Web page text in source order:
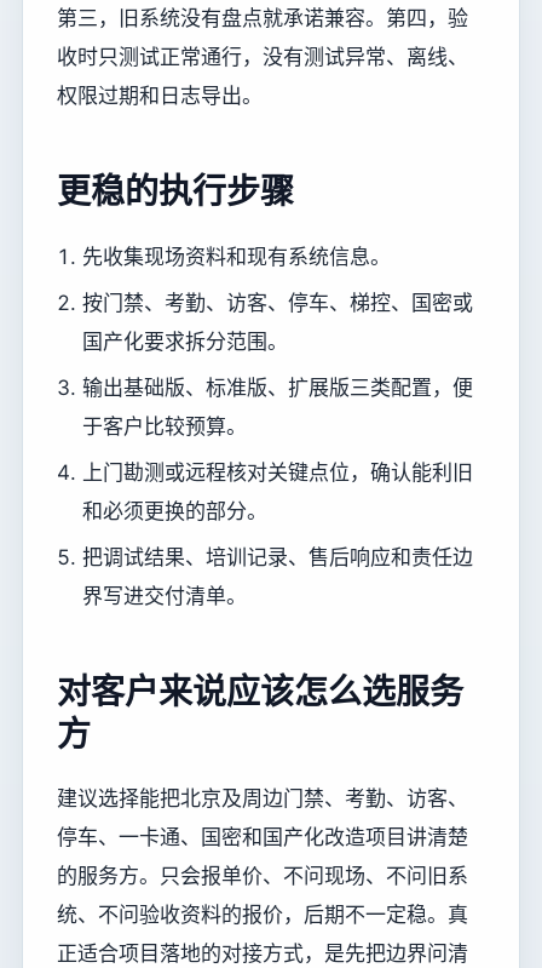
第三，旧系统没有盘点就承诺兼容。第四，验
收时只测试正常通行，没有测试异常、离线、
权限过期和日志导出。
更稳的执行步骤
先收集现场资料和现有系统信息。
按门禁、考勤、访客、停车、梯控、国密或
国产化要求拆分范围。
输出基础版、标准版、扩展版三类配置，便
于客户比较预算。
上门勘测或远程核对关键点位，确认能利旧
和必须更换的部分。
把调试结果、培训记录、售后响应和责任边
界写进交付清单。
对客户来说应该怎么选服务
方
建议选择能把北京及周边门禁、考勤、访客、
停车、一卡通、国密和国产化改造项目讲清楚
的服务方。只会报单价、不问现场、不问旧系
统、不问验收资料的报价，后期不一定稳。真
正适合项目落地的对接方式，是先把边界问清